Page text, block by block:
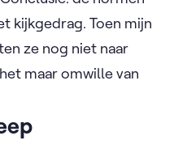
kijkgedrag. Toen mijn
ze nog niet naar
maar omwille van